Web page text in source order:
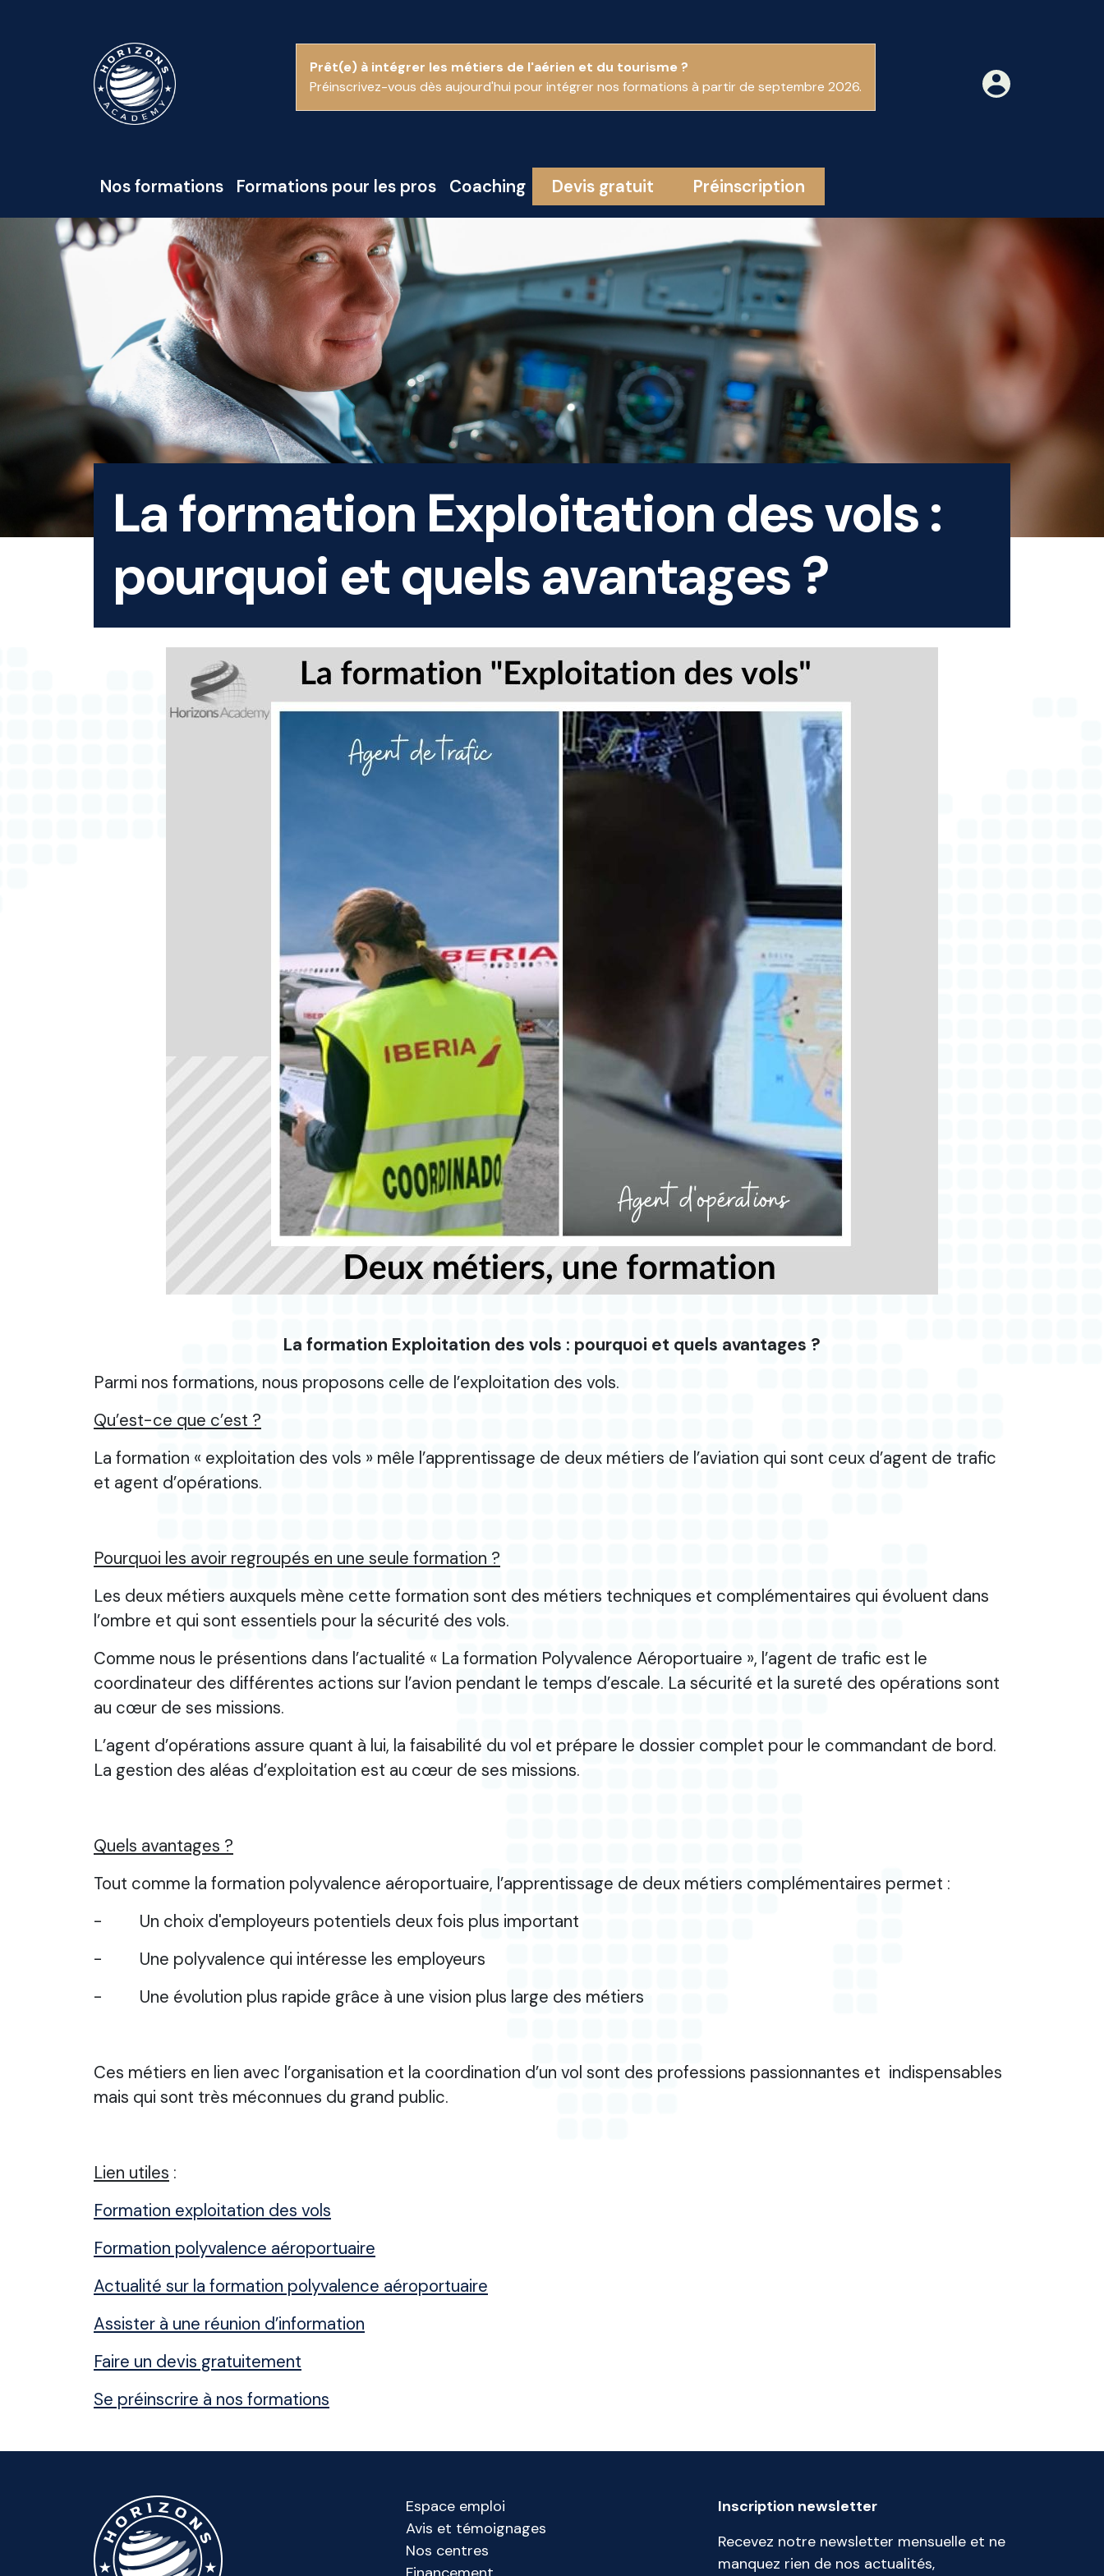
Prêt(e) à intégrer les métiers de l'aérien et du tourisme ?
Préinscrivez-vous dès aujourd'hui pour intégrer nos formations à partir de septembre 2026.
Nos formations Formations pour les pros Coaching Devis gratuit Préinscription
La formation Exploitation des vols :
pourquoi et quels avantages ?
La formation Exploitation des vols : pourquoi et quels avantages ?
Parmi nos formations, nous proposons celle de l’exploitation des vols.
Qu’est-ce que c’est ?
La formation « exploitation des vols » mêle l’apprentissage de deux métiers de l’aviation qui sont ceux d’agent de trafic
et agent d’opérations.
Pourquoi les avoir regroupés en une seule formation ?
Les deux métiers auxquels mène cette formation sont des métiers techniques et complémentaires qui évoluent dans
l’ombre et qui sont essentiels pour la sécurité des vols.
Comme nous le présentions dans l’actualité « La formation Polyvalence Aéroportuaire », l’agent de trafic est le
coordinateur des différentes actions sur l’avion pendant le temps d’escale. La sécurité et la sureté des opérations sont
au cœur de ses missions.
L’agent d’opérations assure quant à lui, la faisabilité du vol et prépare le dossier complet pour le commandant de bord.
La gestion des aléas d’exploitation est au cœur de ses missions.
Quels avantages ?
Tout comme la formation polyvalence aéroportuaire, l’apprentissage de deux métiers complémentaires permet :
- Un choix d'employeurs potentiels deux fois plus important
- Une polyvalence qui intéresse les employeurs
- Une évolution plus rapide grâce à une vision plus large des métiers
Ces métiers en lien avec l’organisation et la coordination d’un vol sont des professions passionnantes et indispensables
mais qui sont très méconnues du grand public.
Lien utiles :
Formation exploitation des vols
Formation polyvalence aéroportuaire
Actualité sur la formation polyvalence aéroportuaire
Assister à une réunion d’information
Faire un devis gratuitement
Se préinscrire à nos formations
Inscription newsletter
Recevez notre newsletter mensuelle et ne
manquez rien de nos actualités,
Espace emploi
Avis et témoignages
Nos centres